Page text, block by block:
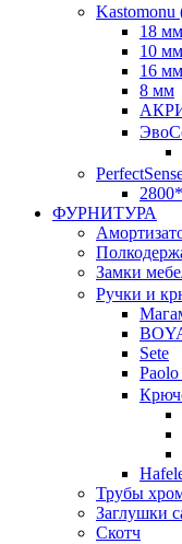
Kastomonu
18 мм
10 мм
16 мм
8 мм
ФУРНИТУРА
Замки
Ручки и
Sete
Трубы
Заглушки
Скотч